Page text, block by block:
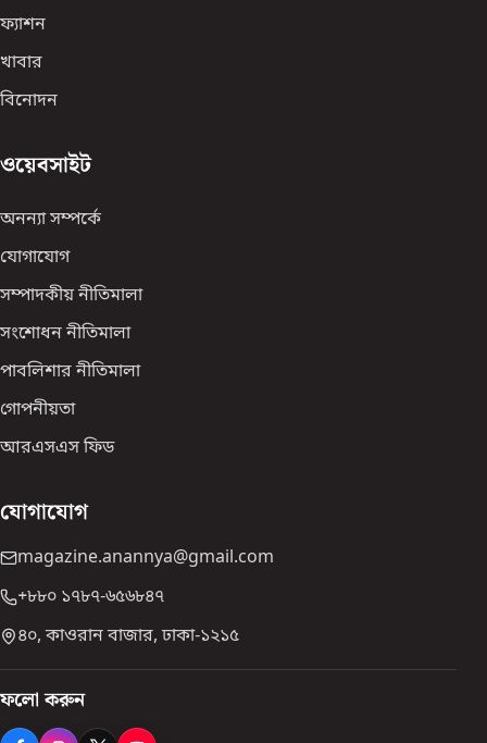
ফ্যাশন
খাবার
বিনোদন
ওয়েবসাইট
অনন্যা সম্পর্কে
যোগাযোগ
সম্পাদকীয় নীতিমালা
সংশোধন নীতিমালা
পাবলিশার নীতিমালা
গোপনীয়তা
আরএসএস ফিড
যোগাযোগ
magazine.anannya@gmail.com
+৮৮০ ১৭৮৭-৬৫৬৮৪৭
৪০, কাওরান বাজার, ঢাকা-১২১৫
ফলো করুন